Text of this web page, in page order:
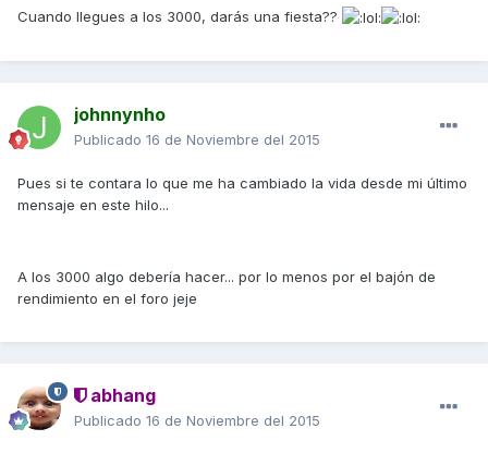
Cuando llegues a los 3000, darás una fiesta??
johnnynho
Publicado 16 de Noviembre del 2015
Pues si te contara lo que me ha cambiado la vida desde mi último
mensaje en este hilo...
A los 3000 algo debería hacer... por lo menos por el bajón de
rendimiento en el foro jeje
abhang
Publicado 16 de Noviembre del 2015